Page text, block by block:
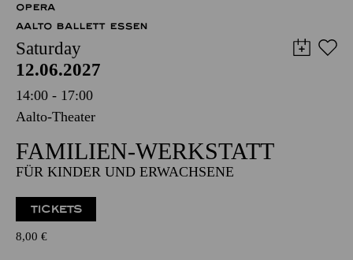
OPERA
AALTO BALLETT ESSEN
Saturday
12.06.2027
14:00 - 17:00
Aalto-Theater
FAMILIEN-WERKSTATT
FÜR KINDER UND ERWACHSENE
TICKETS
8,00 €